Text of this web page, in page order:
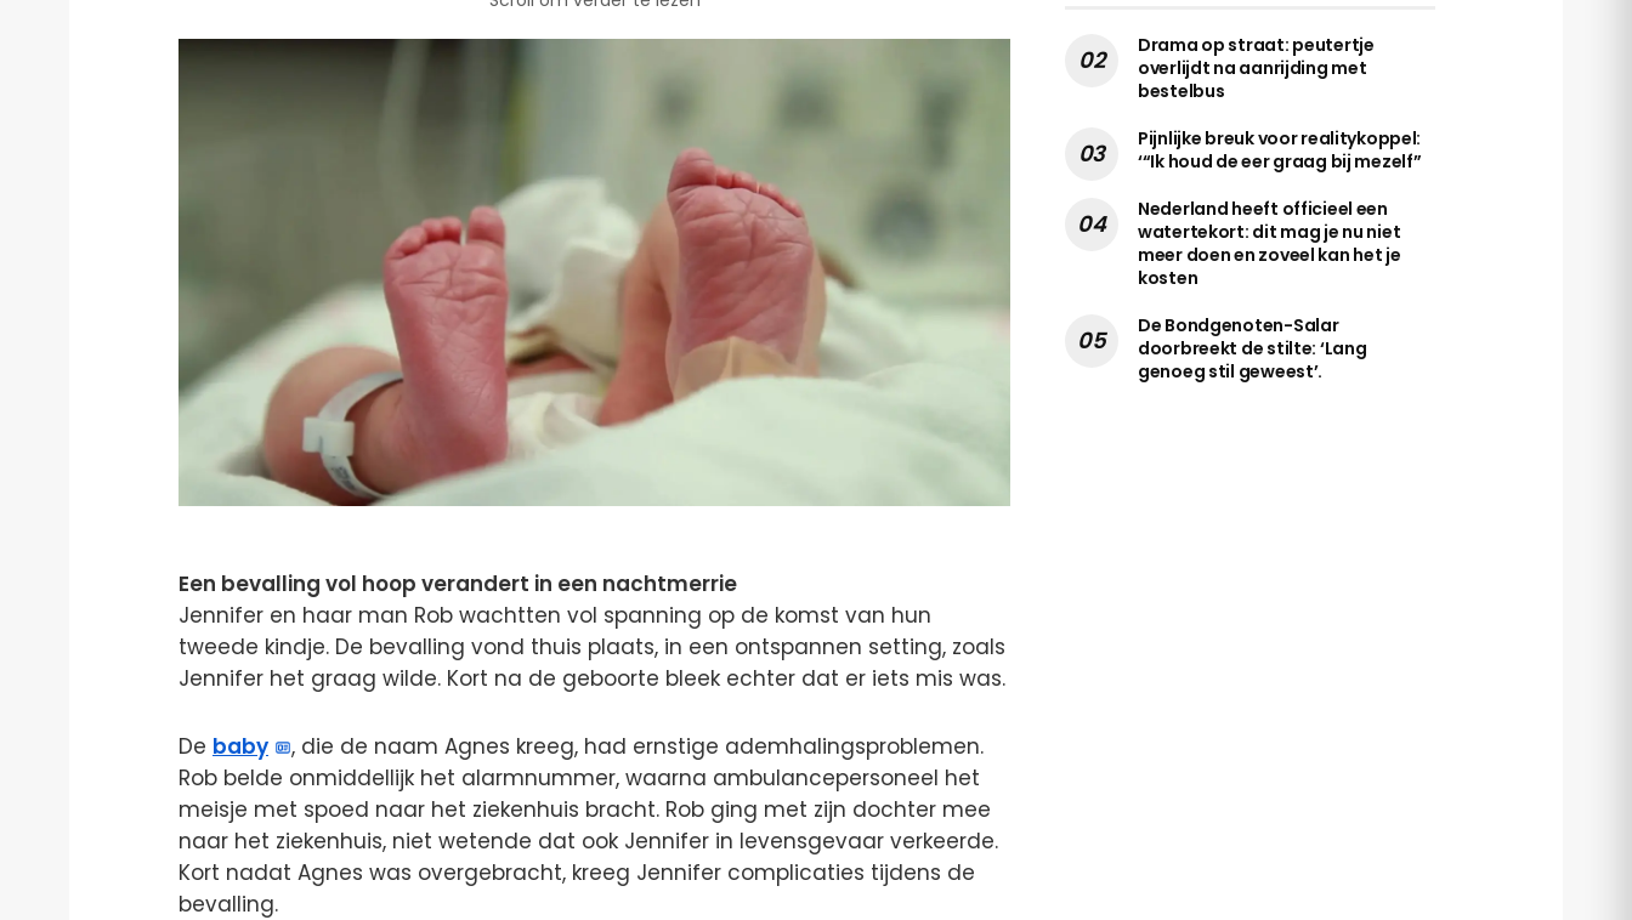
Een bevalling vol hoop verandert in een nachtmerrie
Jennifer en haar man Rob wachtten vol spanning op de komst van hun
tweede kindje. De bevalling vond thuis plaats, in een ontspannen setting, zoals
Jennifer het graag wilde. Kort na de geboorte bleek echter dat er iets mis was.
De baby
, die de naam Agnes kreeg, had ernstige ademhalingsproblemen.
Rob belde onmiddellijk het alarmnummer, waarna ambulancepersoneel het
meisje met spoed naar het ziekenhuis bracht. Rob ging met zijn dochter mee
naar het ziekenhuis, niet wetende dat ook Jennifer in levensgevaar verkeerde.
Kort nadat Agnes was overgebracht, kreeg Jennifer complicaties tijdens de
bevalling.
Drama op straat: peutertje
overlijdt na aanrijding met
bestelbus
Pijnlijke breuk voor realitykoppel:
‘“Ik houd de eer graag bij mezelf”
Nederland heeft officieel een
watertekort: dit mag je nu niet
meer doen en zoveel kan het je
kosten
De Bondgenoten-Salar
doorbreekt de stilte: ‘Lang
genoeg stil geweest’.